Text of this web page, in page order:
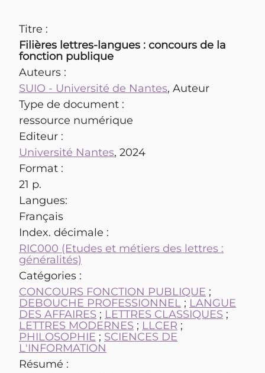
Titre :
Filières lettres-langues : concours de la
fonction publique
Auteurs :
SUIO - Université de Nantes, Auteur
Type de document :
ressource numérique
Editeur :
Université Nantes, 2024
Format :
21 p.
Langues:
Français
Index. décimale :
RIC000 (Etudes et métiers des lettres :
généralités)
Catégories :
CONCOURS FONCTION PUBLIQUE ;
DEBOUCHE PROFESSIONNEL ; LANGUE
DES AFFAIRES ; LETTRES CLASSIQUES ;
LETTRES MODERNES ; LLCER ;
PHILOSOPHIE ; SCIENCES DE
L'INFORMATION
Résumé :